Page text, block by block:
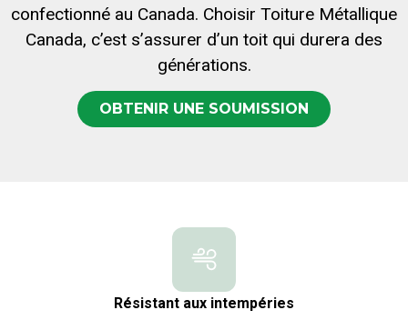
confectionné au Canada. Choisir Toiture Métallique
Canada, c’est s’assurer d’un toit qui durera des
générations.
OBTENIR UNE SOUMISSION
Résistant aux intempéries